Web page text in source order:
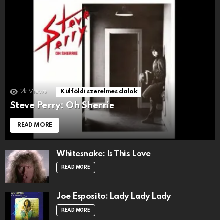
2k Views Külföldi szerelmes dalok
Steve Perry: Oh Sherrie
READ MORE
Whitesnake: Is This Love
READ MORE
Joe Esposito: Lady Lady Lady
READ MORE